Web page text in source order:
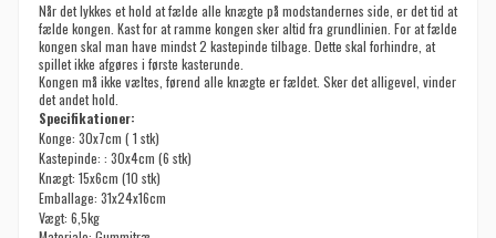
Når det lykkes et hold at fælde alle knægte på modstandernes side, er det tid at
fælde kongen. Kast for at ramme kongen sker altid fra grundlinien. For at fælde
kongen skal man have mindst 2 kastepinde tilbage. Dette skal forhindre, at
spillet ikke afgøres i første kasterunde.
Kongen må ikke væltes, førend alle knægte er fældet. Sker det alligevel, vinder
det andet hold.
Specifikationer:
Konge: 30x7cm ( 1 stk)
Kastepinde: : 30x4cm (6 stk)
Knægt: 15x6cm (10 stk)
Emballage: 31x24x16cm
Vægt: 6,5kg